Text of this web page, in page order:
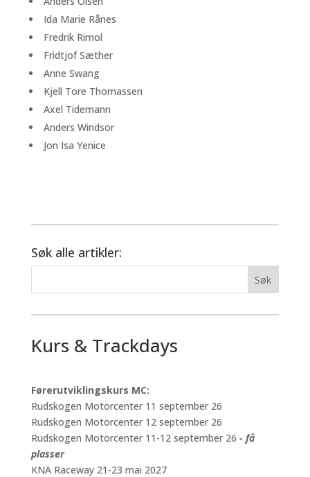
Ida Marie Rånes
Fredrik Rimol
Fridtjof Sæther
Anne Swang
Kjell Tore Thomassen
Axel Tidemann
Anders Windsor
Jon Isa Yenice
Søk alle artikler:
Kurs & Trackdays
Førerutviklingskurs MC:
Rudskogen Motorcenter 11 september 26
Rudskogen Motorcenter 12 september 26
Rudskogen Motorcenter 11-12 september 26 - få
plasser
KNA Raceway 21-23 mai 2027